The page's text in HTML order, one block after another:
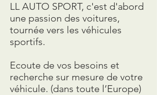
LL AUTO SPORT, c'est d'abord
une passion des voitures,
tournée vers les véhicules
sportifs.
Ecoute de vos besoins et
recherche sur mesure de votre
véhicule. (dans toute l’Europe)